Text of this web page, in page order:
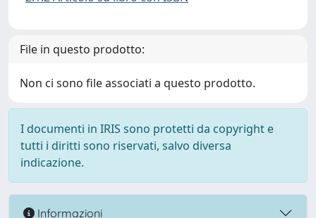
File in questo prodotto:
Non ci sono file associati a questo prodotto.
I documenti in IRIS sono protetti da copyright e
tutti i diritti sono riservati, salvo diversa
indicazione.
Informazioni